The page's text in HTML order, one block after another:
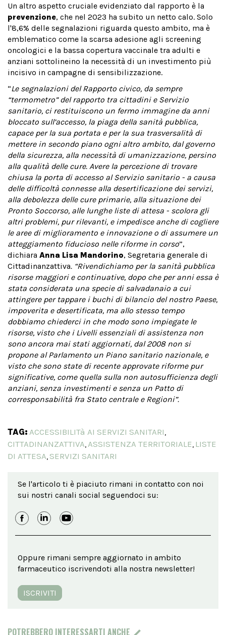
Un altro aspetto cruciale evidenziato dal rapporto è la
prevenzione, che nel 2023 ha subito un netto calo. Solo
l'8,6% delle segnalazioni riguarda questo ambito, ma è
emblematico come la scarsa adesione agli screening
oncologici e la bassa copertura vaccinale tra adulti e
anziani sottolineino la necessità di un investimento più
incisivo in campagne di sensibilizzazione.
“Le segnalazioni del Rapporto civico, da sempre
“termometro” del rapporto tra cittadini e Servizio
sanitario, ci restituiscono un fermo immagine da anni
bloccato sull’accesso, la piaga della sanità pubblica,
capace per la sua portata e per la sua trasversalità di
mettere in secondo piano ogni altro ambito, dal governo
della sicurezza, alla necessità di umanizzazione, persino
alla qualità delle cure. Avere la percezione di trovare
chiusa la porta di accesso al Servizio sanitario - a causa
delle difficoltà connesse alla desertificazione dei servizi,
alla debolezza delle cure primarie, alla situazione dei
Pronto Soccorso, alle lunghe liste di attesa - scolora gli
altri problemi, pur rilevanti, e impedisce anche di cogliere
le aree di miglioramento e innovazione o di assumere un
atteggiamento fiducioso nelle riforme in corso”,
dichiara Anna Lisa Mandorino, Segretaria generale di
Cittadinanzattiva. “Rivendichiamo per la sanità pubblica
risorse maggiori e continuative, dopo che per anni essa è
stata considerata una specie di salvadanaio a cui
attingere per tappare i buchi di bilancio del nostro Paese,
impoverita e desertificata, ma allo stesso tempo
dobbiamo chiederci in che modo sono impiegate le
risorse, visto che i Livelli essenziali di assistenza non
sono ancora mai stati aggiornati, dal 2008 non si
propone al Parlamento un Piano sanitario nazionale, e
visto che sono state di recente approvate riforme pur
significative, come quella sulla non autosufficienza degli
anziani, senza investimenti e senza un Patto di
corresponsabilità fra Stato centrale e Regioni”.
TAG: ACCESSIBILITà AI SERVIZI SANITARI,
CITTADINANZATTIVA,ASSISTENZA TERRITORIALE, LISTE
DI ATTESA, SERVIZI SANITARI
Se l'articolo ti è piaciuto rimani in contatto con noi
sui nostri canali social seguendoci su:
Oppure rimani sempre aggiornato in ambito
farmaceutico iscrivendoti alla nostra newsletter!
ISCRIVITI
POTREBBERO INTERESSARTI ANCHE